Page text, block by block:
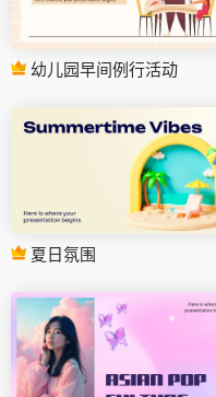
幼儿园早间例行活动
夏日氛围